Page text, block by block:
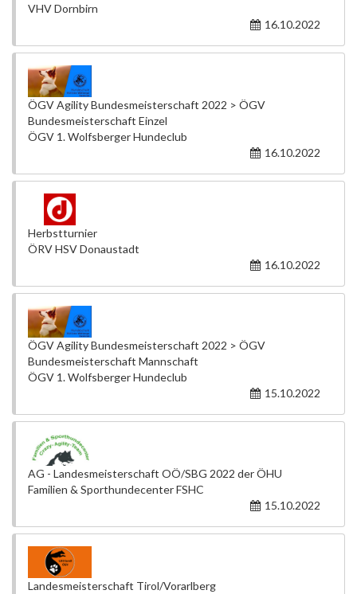
VHV Dornbirn
16.10.2022
ÖGV Agility Bundesmeisterschaft 2022 > ÖGV
Bundesmeisterschaft Einzel
ÖGV 1. Wolfsberger Hundeclub
16.10.2022
Herbstturnier
ÖRV HSV Donaustadt
16.10.2022
ÖGV Agility Bundesmeisterschaft 2022 > ÖGV
Bundesmeisterschaft Mannschaft
ÖGV 1. Wolfsberger Hundeclub
15.10.2022
AG - Landesmeisterschaft OÖ/SBG 2022 der ÖHU
Familien & Sporthundecenter FSHC
15.10.2022
Landesmeisterschaft Tirol/Vorarlberg